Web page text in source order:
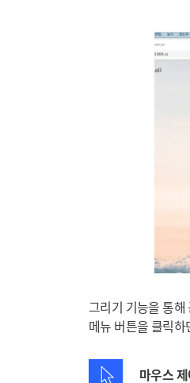
그리기 기능을 통
메뉴 버튼을 클릭
마우스